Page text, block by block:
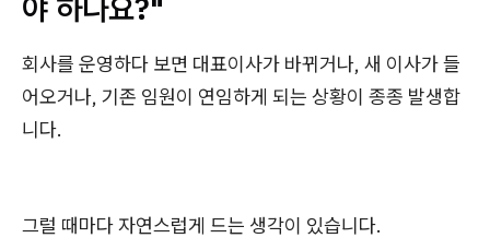
야 하나요?"
회사를 운영하다 보면 대표이사가 바뀌거나, 새 이사가 들
어오거나, 기존 임원이 연임하게 되는 상황이 종종 발생합
니다.
그럴 때마다 자연스럽게 드는 생각이 있습니다.